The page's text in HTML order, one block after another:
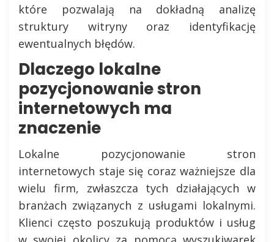
które pozwalają na dokładną analizę
struktury witryny oraz identyfikację
ewentualnych błędów.
Dlaczego lokalne
pozycjonowanie stron
internetowych ma
znaczenie
Lokalne pozycjonowanie stron
internetowych staje się coraz ważniejsze dla
wielu firm, zwłaszcza tych działających w
branżach związanych z usługami lokalnymi.
Klienci często poszukują produktów i usług